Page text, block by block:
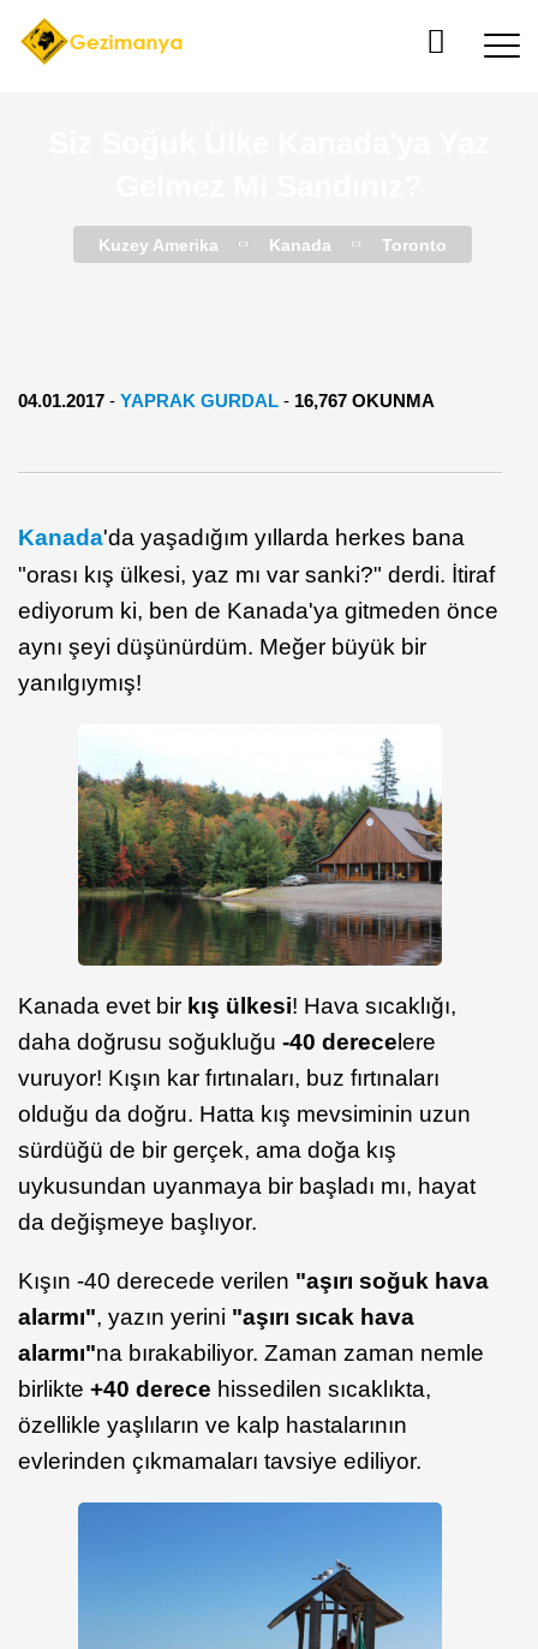
Kuzey Amerika Kanada Toronto
04.01.2017 - YAPRAK GURDAL - 16,767 OKUNMA
Kanada'da yaşadığım yıllarda herkes bana
"orası kış ülkesi, yaz mı var sanki?" derdi. İtiraf
ediyorum ki, ben de Kanada'ya gitmeden önce
aynı şeyi düşünürdüm. Meğer büyük bir
yanılgıymış!
Kanada evet bir kış ülkesi! Hava sıcaklığı,
daha doğrusu soğukluğu -40 derece lere
vuruyor! Kışın kar fırtınaları, buz fırtınaları
olduğu da doğru. Hatta kış mevsiminin uzun
sürdüğü de bir gerçek, ama doğa kış
uykusundan uyanmaya bir başladı mı, hayat
da değişmeye başlıyor.
Kışın -40 derecede verilen "aşırı soğuk hava
alarmı", yazın yerini "aşırı sıcak hava
alarmı"na bırakabiliyor. Zaman zaman nemle
birlikte +40 derece hissedilen sıcaklıkta,
özellikle yaşlıların ve kalp hastalarının
evlerinden çıkmamaları tavsiye ediliyor.